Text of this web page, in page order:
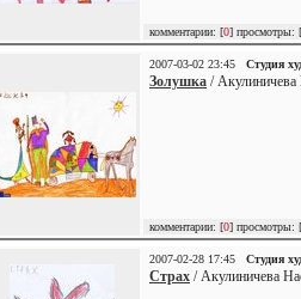
комментарии: [0] просмотры: [
2007-03-02 23:45 Студия
Золушка / Акулиничева
комментарии: [0] просмотры: [
2007-02-28 17:45 Студия
Страх / Акулиничева